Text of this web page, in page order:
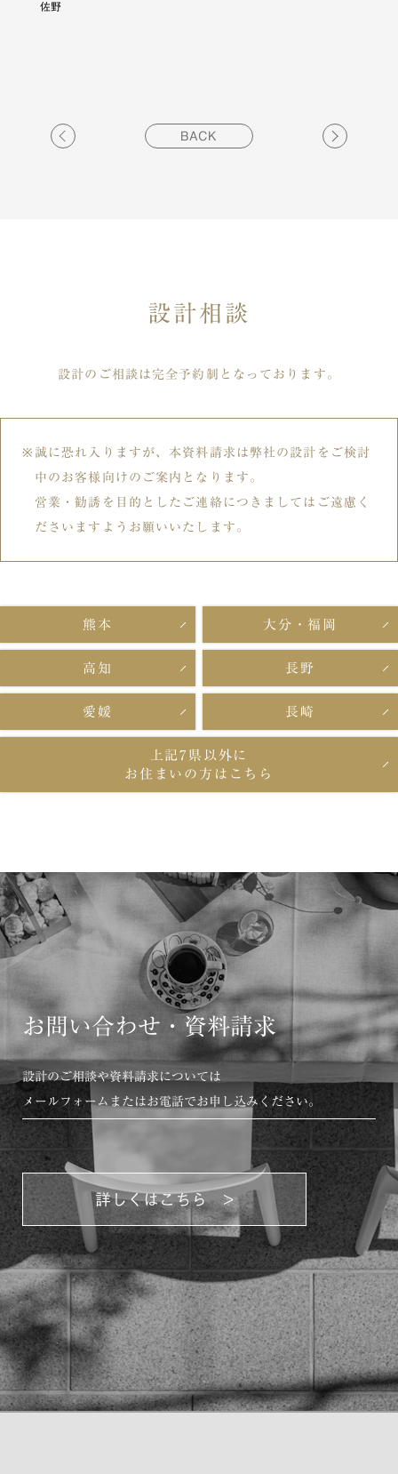
佐野
BACK
設計相談
設計のご相談は完全予約制となっております。
誠に恐れ入りますが、本資料請求は弊社の設計をご検討
中のお客様向けのご案内となります。
営業・勧誘を目的としたご連絡につきましてはご遠慮く
ださいますようお願いいたします。
熊本 大分・福岡
高知 長野
愛媛 長崎
上記7県以外に
お住まいの方はこちら
お問い合わせ・資料請求
設計のご相談や資料請求については
メールフォームまたはお電話でお申し込みください。
詳しくはこちら >